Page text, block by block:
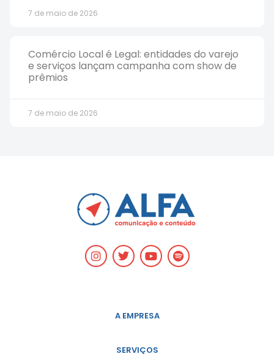
7 de maio de 2026
Comércio Local é Legal: entidades do varejo
e serviços lançam campanha com show de
prêmios
7 de maio de 2026
A EMPRESA
SERVIÇOS